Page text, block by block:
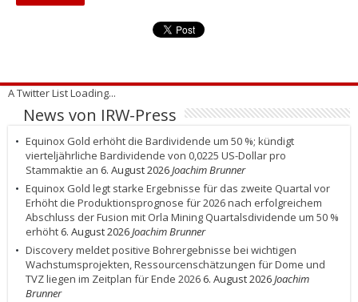
A Twitter List Loading...
News von IRW-Press
Equinox Gold erhöht die Bardividende um 50 %; kündigt
vierteljährliche Bardividende von 0,0225 US-Dollar pro
Stammaktie an 6. August 2026Joachim Brunner
Equinox Gold legt starke Ergebnisse für das zweite Quartal vor
Erhöht die Produktionsprognose für 2026 nach erfolgreichem
Abschluss der Fusion mit Orla Mining Quartalsdividende um 50 %
erhöht 6. August 2026Joachim Brunner
Discovery meldet positive Bohrergebnisse bei wichtigen
Wachstumsprojekten, Ressourcenschätzungen für Dome und
TVZ liegen im Zeitplan für Ende 2026 6. August 2026Joachim
Brunner